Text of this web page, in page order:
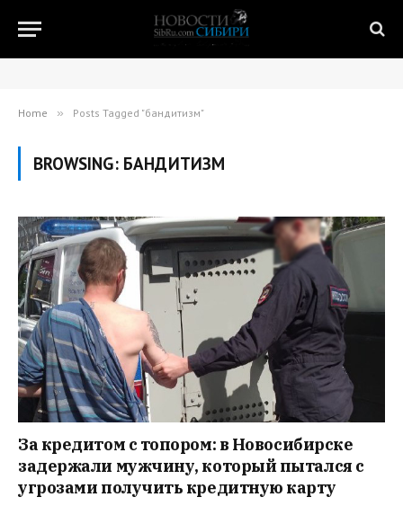
Home » Posts Tagged "бандитизм"
BROWSING: БАНДИТИЗМ
За кредитом с топором: в Новосибирске
задержали мужчину, который пытался с
угрозами получить кредитную карту